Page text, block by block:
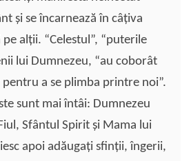
şi se încarnează în câţiva
alţii. “Celestul”, “puterile
lui Dumnezeu, “au coborât
a se plimba printre noi”.
sunt mai întâi: Dumnezeu
Sfântul Spirit şi Mama lui
apoi adăugaţi sfinţii, îngerii,